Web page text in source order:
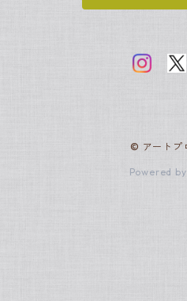
ジョン・エヴァレット・ミレー
ジャック＝ルイ・ダヴィッド
アールヌーヴォー
ジャン・オノレ・フラゴナール
ジョン・エヴァレット・ミレー
© アートプ
Powered by